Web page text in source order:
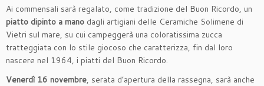
Ai commensali sarà regalato, come tradizione del Buon Ricordo, un
piatto dipinto a mano dagli artigiani delle Ceramiche Solimene di
Vietri sul mare, su cui campeggerà una coloratissima zucca
tratteggiata con lo stile giocoso che caratterizza, fin dal loro
nascere nel 1964, i piatti del Buon Ricordo.
Venerdì 16 novembre, serata d’apertura della rassegna, sarà anche